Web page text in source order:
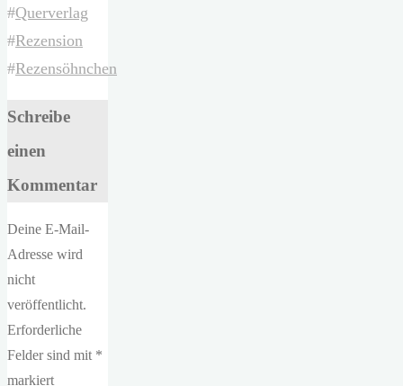
#Querverlag
#Rezension
#Rezensöhnchen
Schreibe
einen
Kommentar
Deine E-Mail-
Adresse wird
nicht
veröffentlicht.
Erforderliche
Felder sind mit *
markiert